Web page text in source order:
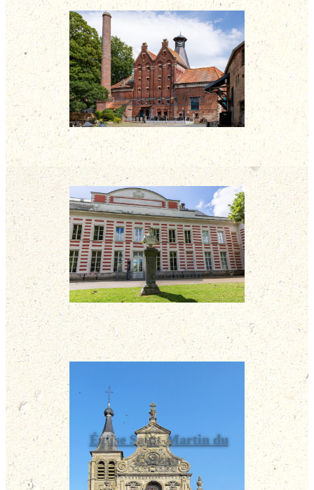
Brasserie Vivat
Palais Fénelon
Église Saint-Martin du
Cateau